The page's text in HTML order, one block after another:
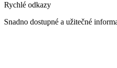
Rychlé odkazy
Snadno dostupné a užitečné